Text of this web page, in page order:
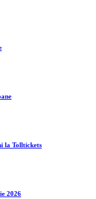
la Tolltickets
2026